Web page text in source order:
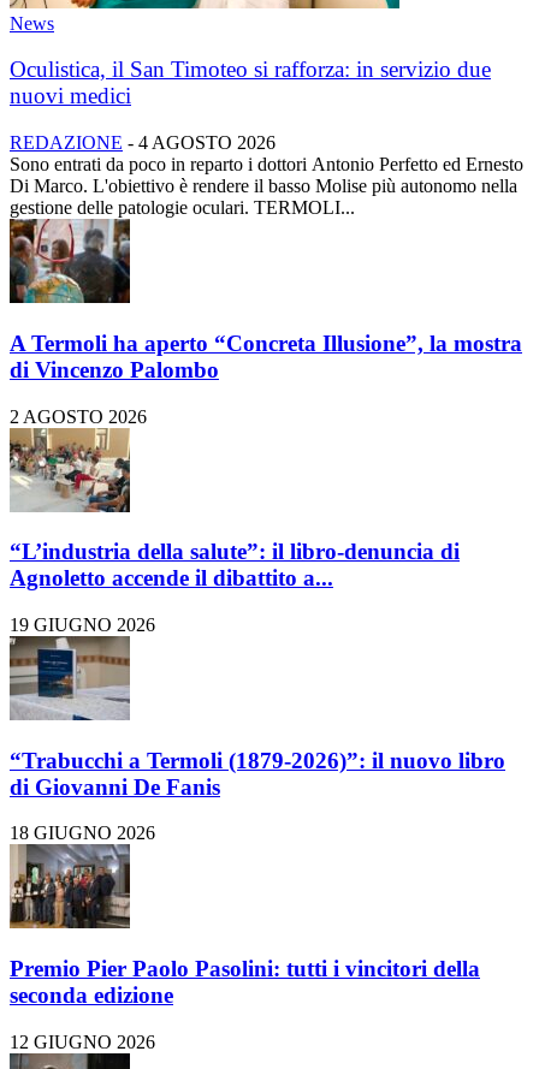
News
Oculistica, il San Timoteo si rafforza: in servizio due
nuovi medici
REDAZIONE - 4 AGOSTO 2026
Sono entrati da poco in reparto i dottori Antonio Perfetto ed Ernesto
Di Marco. L'obiettivo è rendere il basso Molise più autonomo nella
gestione delle patologie oculari. TERMOLI...
A Termoli ha aperto “Concreta Illusione”, la mostra
di Vincenzo Palombo
2 AGOSTO 2026
“L’industria della salute”: il libro-denuncia di
Agnoletto accende il dibattito a...
19 GIUGNO 2026
“Trabucchi a Termoli (1879-2026)”: il nuovo libro
di Giovanni De Fanis
18 GIUGNO 2026
Premio Pier Paolo Pasolini: tutti i vincitori della
seconda edizione
12 GIUGNO 2026